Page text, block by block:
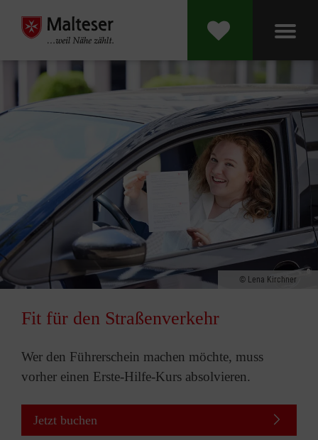
Lena Kirchner
Fit für den Straßenverkehr
Wer den Führerschein machen möchte, muss
vorher einen Erste-Hilfe-Kurs absolvieren.
Jetzt buchen